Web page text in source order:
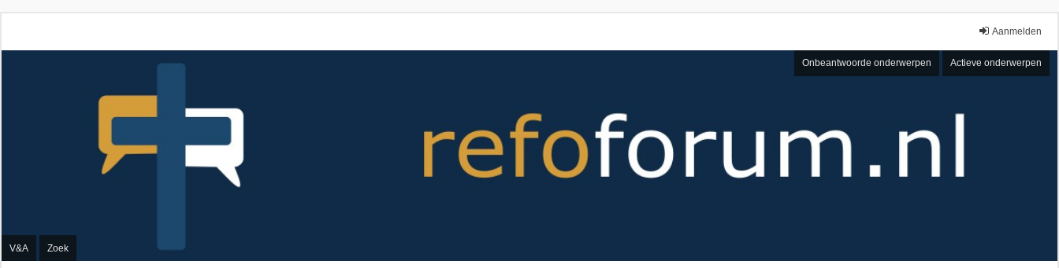
Aanmelden
Onbeantwoorde onderwerpen Actieve onderwerpen
V&A Zoek